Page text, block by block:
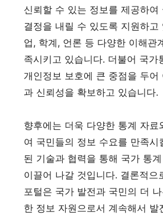
신뢰할 수 있는 정보를 제공하여
결정을 내릴 수 있도록 지원하고
업, 학계, 언론 등 다양한 이해관
족시키고 있습니다. 더불어 국가
개인정보 보호에 큰 중점을 두어
과 신뢰성을 확보하고 있습니다.
향후에는 더욱 다양한 통계 자료
여 국민들의 정보 수요를 만족시
된 기술과 협력을 통해 국가 통
이끌어 나갈 것입니다. 결론적으
포털은 국가 발전과 국민의 더
한 정보 자원으로서 계속해서 발